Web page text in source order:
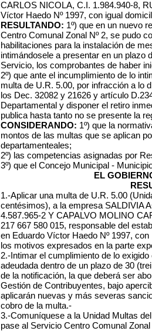
CARLOS NICOLA, C.I. 1.984.940-8,
Víctor Haedo Nº 1997, con igual
RESULTANDO: 1º) que en un nuevo
Centro Comunal Zonal Nº 2, se pudo
habilitaciones para la instalación de
intimándosele a presentar en un plazo
Servicio, los comprobantes de haber
2º) que ante el incumplimiento de lo
multa de U.R. 5.00, por infracción a lo
los Dec. 32082 y 21626 y artículo
Departamental y disponer el retiro
publica hasta tanto no se presente la
CONSIDERANDO: 1º) que la
montos de las multas que se aplican
departamenteales;
2º) las competencias asignadas por
3º) que el Concejo Municipal -
EL
1.-Aplicar una multa de U.R. 5.00
centésimos), a la empresa SALDIVIA
4.587.965-2 Y CAPALVO MOLINO
217 667 580 015, responsable del
en Eduardo Víctor Haedo Nº 1997,
los motivos expresados en la parte
2.-Intimar el cumplimiento de lo
adeudada dentro de un plazo de 30
de la notificación, la que deberá ser
Gestión de Contribuyentes, bajo
aplicarán nuevas y más severas
cobro de la multa.-
3.-Comuníquese a la Unidad Multas
pase al Servicio Centro Comunal